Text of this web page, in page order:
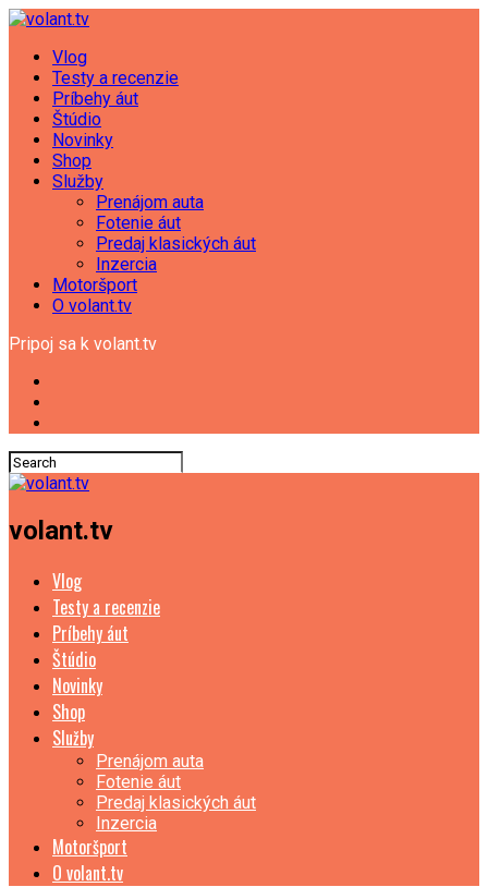
Vlog
Testy a recenzie
Príbehy áut
Štúdio
Novinky
Shop
Služby
Prenájom auta
Fotenie áut
Predaj klasických áut
Inzercia
Motoršport
O volant.tv
Pripoj sa k volant.tv
volant.tv
Vlog
Testy a recenzie
Príbehy áut
Štúdio
Novinky
Shop
Služby
Prenájom auta
Fotenie áut
Predaj klasických áut
Inzercia
Motoršport
O volant.tv